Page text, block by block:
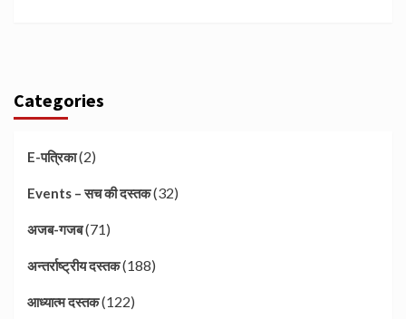
Categories
E-पत्रिका(2)
Events – सच की दस्तक(32)
अजब-गजब(71)
अन्तर्राष्ट्रीय दस्तक(188)
आध्यात्म दस्तक(122)